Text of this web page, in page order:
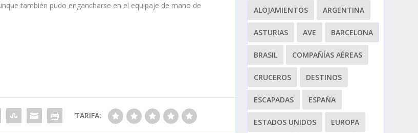
también pudo engancharse en el equipaje de mano de
TARIFA:
ALOJAMIENTOS ARGENTINA
ASTURIAS AVE BARCELONA
BRASIL COMPAÑÍAS AÉREAS
CRUCEROS DESTINOS
ESCAPADAS ESPAÑA
ESTADOS UNIDOS EUROPA